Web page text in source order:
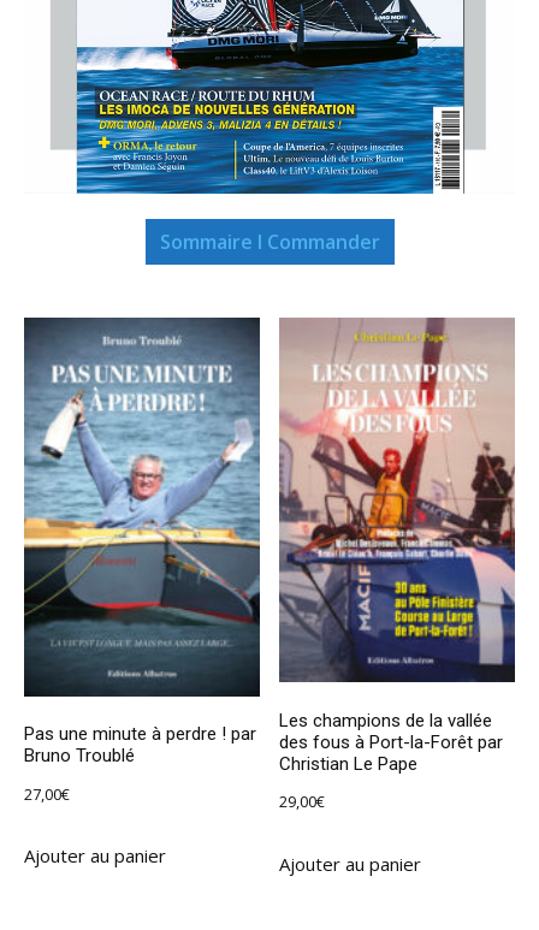
Sommaire I Commander
Pas une minute à perdre ! par
Bruno Troublé
27,00€
Ajouter au panier
Les champions de la vallée
des fous à Port-la-Forêt par
Christian Le Pape
29,00€
Ajouter au panier